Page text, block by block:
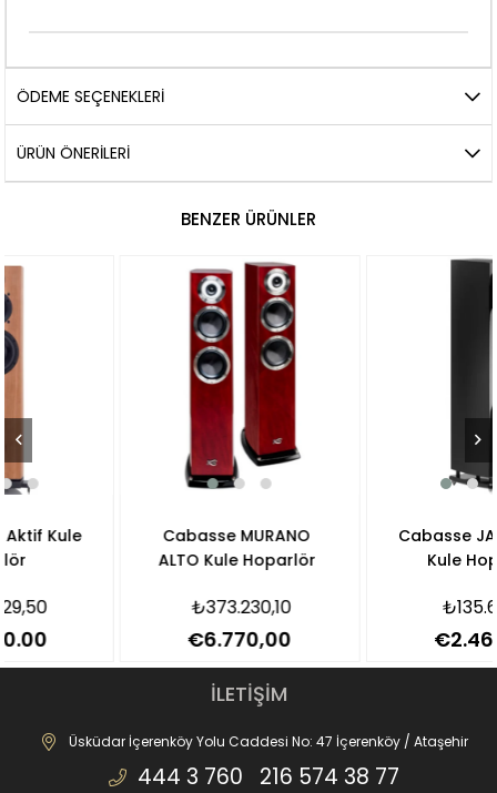
ÖDEME SEÇENEKLERI
ÜRÜN ÖNERILERI
BENZER ÜRÜNLER
Cabasse MURANO
ALTO Kule Hoparlör
₺373.230,10
€6.770,00
Cabasse JAVA MC40
Kule Hoparlör
€2.460,00
İLETİŞİM
Üsküdar İçerenköy Yolu Caddesi No: 47 İçerenköy / Ataşehir
444 3 760 216 574 38 77